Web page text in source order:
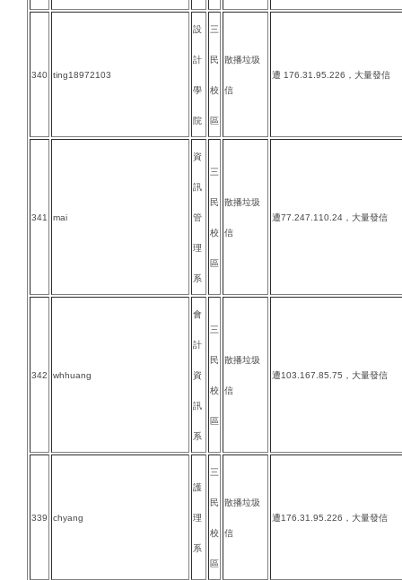
340 ting18972103
設
計
學
院
三
民
校
區
散播垃圾
信
遭 176.31.95.226，大量發信
341 mai
資
訊
管
理
系
三
民
校
區
散播垃圾
信
遭77.247.110.24，大量發信
342 whhuang
會
計
資
訊
系
三
民
校
區
散播垃圾
信
遭103.167.85.75，大量發信
339 chyang
護
理
系
三
民
校
區
散播垃圾
信
遭176.31.95.226，大量發信